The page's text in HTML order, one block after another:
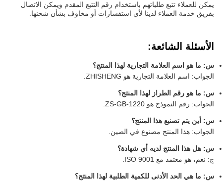
يمكن للعملاء تتبع طلباتهم باستخدام رقم التتبع المقدم ويمكن الاتصال
بفريق خدمة العملاء لدينا لأي استفسارات أو مخاوف بشأن شحنها.
الأسئلة الشائعة:
س: ما هو اسم العلامة التجارية لهذا المنتج؟
الجواب: اسم العلامة التجارية هو ZHISHENG.
س: ما هو رقم الطراز لهذا المنتج؟
الجواب: رقم النموذج هو ZS-GB-1220.
س: أين يتم تصنيع هذا المنتج؟
الجواب: هذا المنتج مصنوع في الصين.
س: هل هذا المنتج لديه أي شهادة؟
ج: نعم، هو معتمد مع ISO 9001.
س: ما هي الحد الأدنى للكمية الطلبية لهذا المنتج؟